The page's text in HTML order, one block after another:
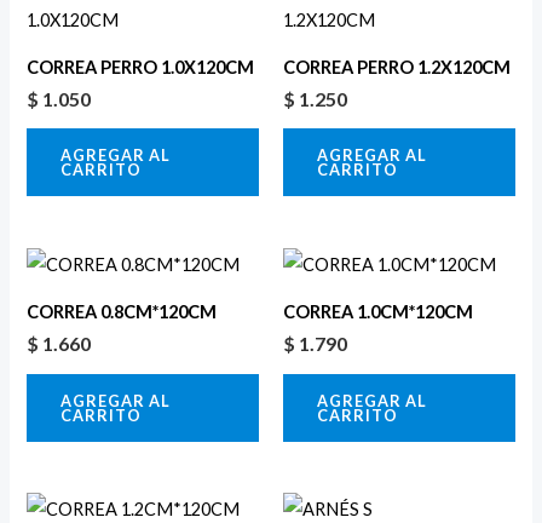
CORREA PERRO 1.0X120CM
$ 1.050
AGREGAR AL
CARRITO
CORREA PERRO 1.2X120CM
$ 1.250
AGREGAR AL
CARRITO
CORREA 0.8CM*120CM
$ 1.660
AGREGAR AL
CARRITO
CORREA 1.0CM*120CM
$ 1.790
AGREGAR AL
CARRITO